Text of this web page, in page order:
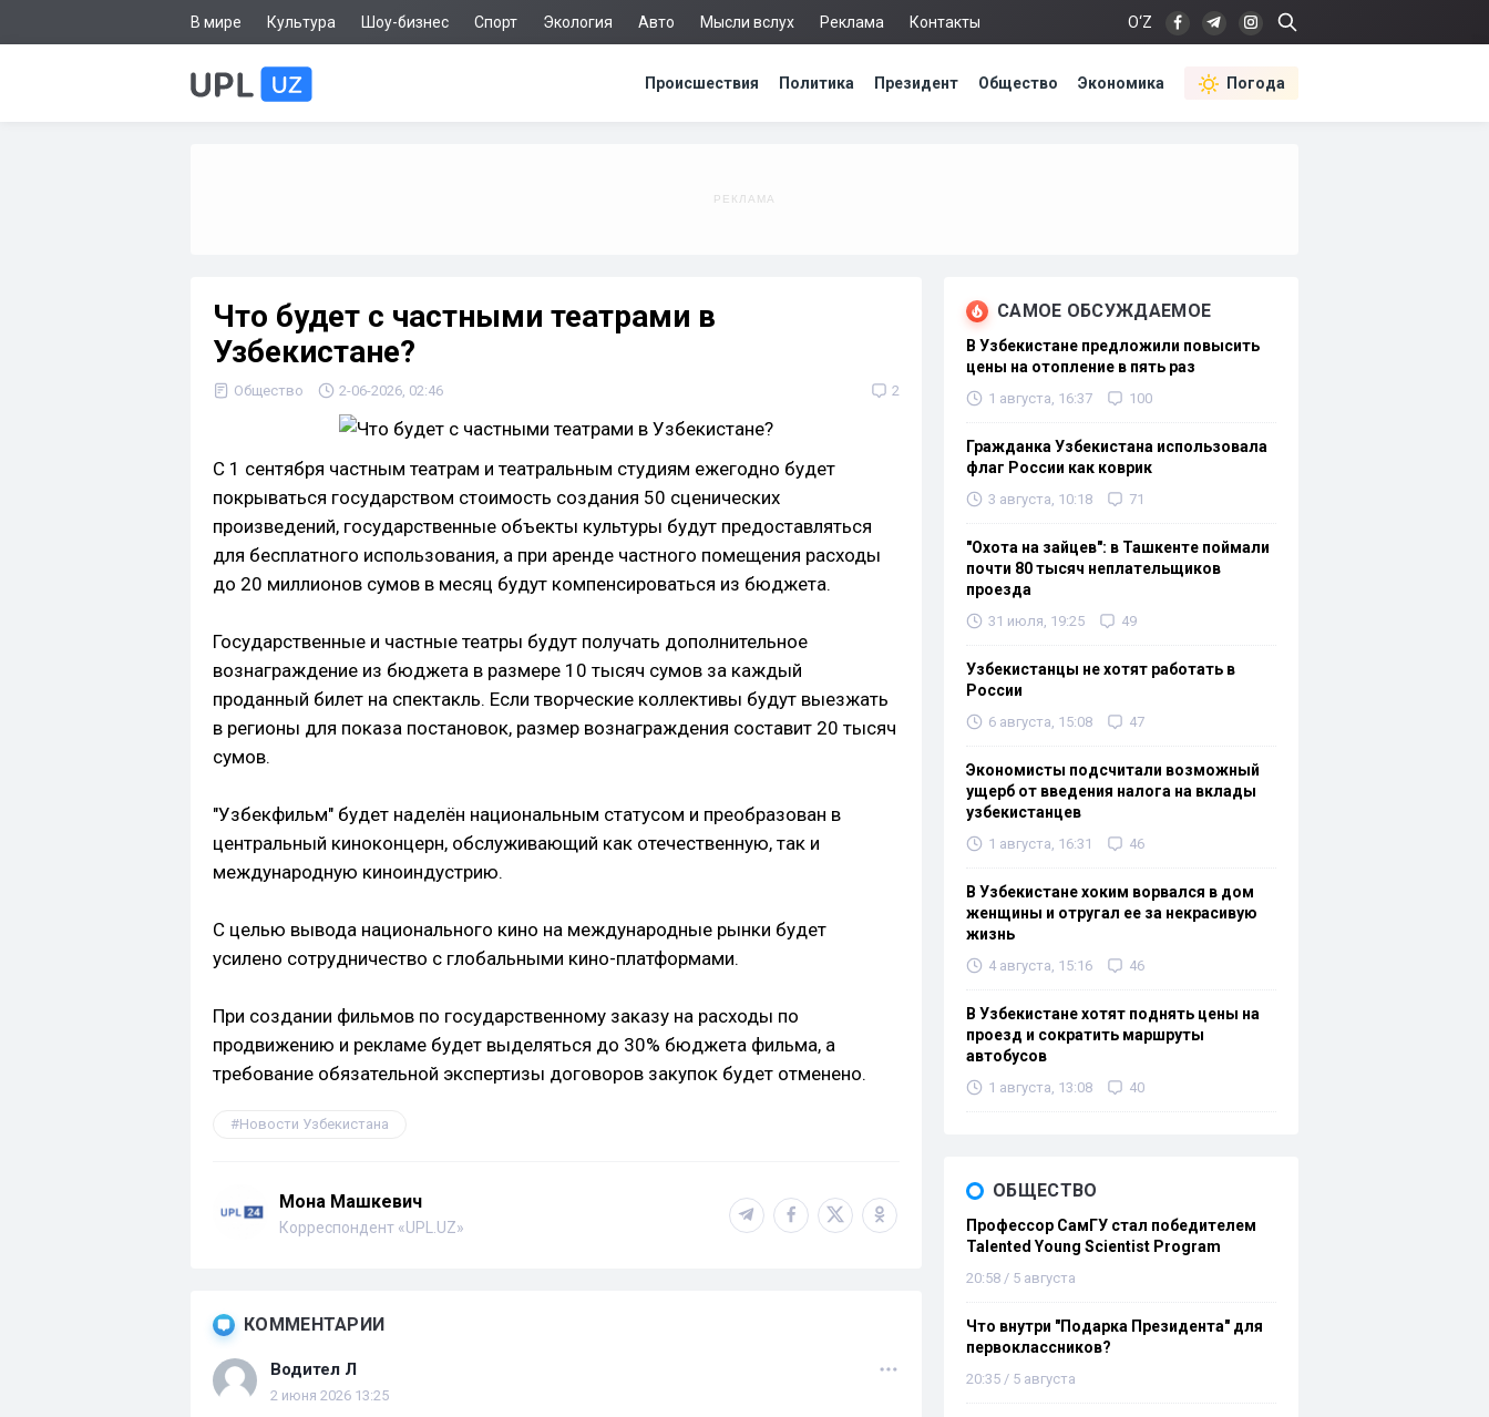
В мире Культура Шоу-бизнес Спорт Экология Авто Мысли вслух Реклама Контакты O‘Z
Происшествия Политика Президент Общество Экономика Погода
Что будет с частными театрами в
Узбекистане?
Общество 2-06-2026, 02:46 2
С 1 сентября частным театрам и театральным студиям ежегодно будет
покрываться государством стоимость создания 50 сценических
произведений, государственные объекты культуры будут предоставляться
для бесплатного использования, а при аренде частного помещения расходы
до 20 миллионов сумов в месяц будут компенсироваться из бюджета.
Государственные и частные театры будут получать дополнительное
вознаграждение из бюджета в размере 10 тысяч сумов за каждый
проданный билет на спектакль. Если творческие коллективы будут выезжать
в регионы для показа постановок, размер вознаграждения составит 20 тысяч
сумов.
"Узбекфильм" будет наделён национальным статусом и преобразован в
центральный киноконцерн, обслуживающий как отечественную, так и
международную киноиндустрию.
С целью вывода национального кино на международные рынки будет
усилено сотрудничество с глобальными кино-платформами.
При создании фильмов по государственному заказу на расходы по
продвижению и рекламе будет выделяться до 30% бюджета фильма, а
требование обязательной экспертизы договоров закупок будет отменено.
Новости Узбекистана
Мона Машкевич
Корреспондент «UPL.UZ»
КОММЕНТАРИИ
Водител Л
2 июня 2026 13:25
САМОЕ ОБСУЖДАЕМОЕ
В Узбекистане предложили повысить
цены на отопление в пять раз
1 августа, 16:37 100
Гражданка Узбекистана использовала
флаг России как коврик
3 августа, 10:18 71
"Охота на зайцев": в Ташкенте поймали
почти 80 тысяч неплательщиков
проезда
31 июля, 19:25 49
Узбекистанцы не хотят работать в
России
6 августа, 15:08 47
Экономисты подсчитали возможный
ущерб от введения налога на вклады
узбекистанцев
1 августа, 16:31 46
В Узбекистане хоким ворвался в дом
женщины и отругал ее за некрасивую
жизнь
4 августа, 15:16 46
В Узбекистане хотят поднять цены на
проезд и сократить маршруты
автобусов
1 августа, 13:08 40
ОБЩЕСТВО
Профессор СамГУ стал победителем
Talented Young Scientist Program
20:58 / 5 августа
Что внутри "Подарка Президента" для
первоклассников?
20:35 / 5 августа